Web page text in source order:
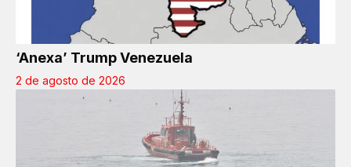
‘Anexa’ Trump Venezuela
2 de agosto de 2026